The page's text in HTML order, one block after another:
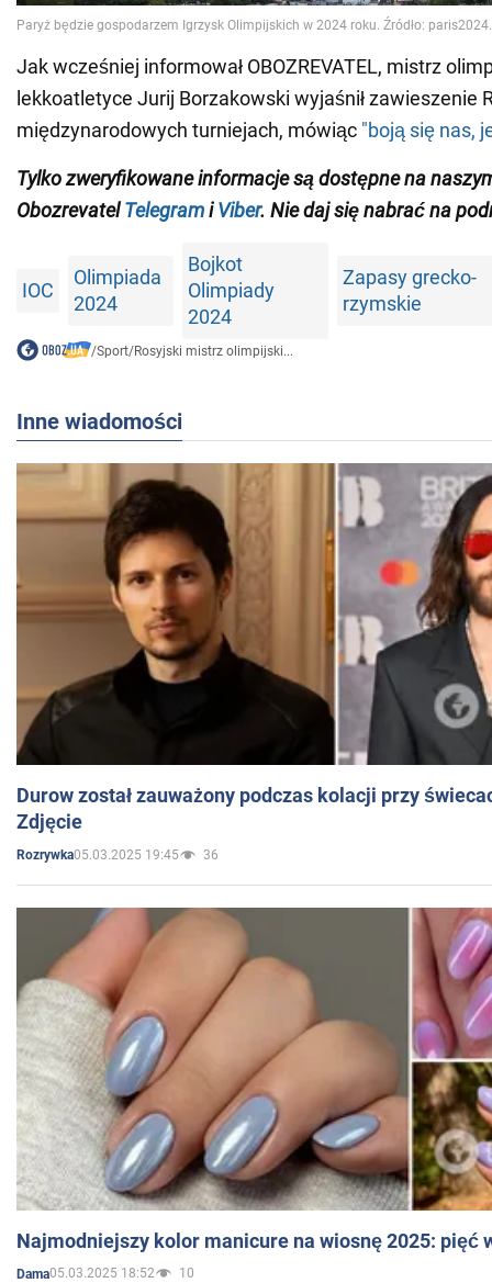
Jak wcześniej informował OBOZREVATEL, mistrz
lekkoatletyce Jurij Borzakowski wyjaśnił zawieszenie
międzynarodowych turniejach, mówiąc "boją się nas,
Tylko zweryfikowane informacje są dostępne na
ObozrevatelTelegramiViber. Nie daj się nabrać na
IOC
Olimpiada
2024
Bojkot
Olimpiady
2024
Zapasy grecko-
rzymskie
/Sport/Rosyjski mistrz olimpijski...
Inne wiadomości
Durow został zauważony podczas kolacji przy
Zdjęcie
Rozrywka05.03.2025 19:45 36
Najmodniejszy kolor manicure na wiosnę 2025: pięć
Dama05.03.2025 18:52 10